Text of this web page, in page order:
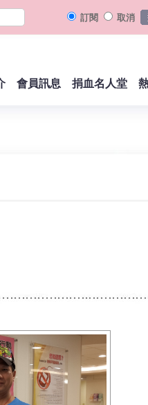
訂閱 取消
會員訊息 捐血名人堂